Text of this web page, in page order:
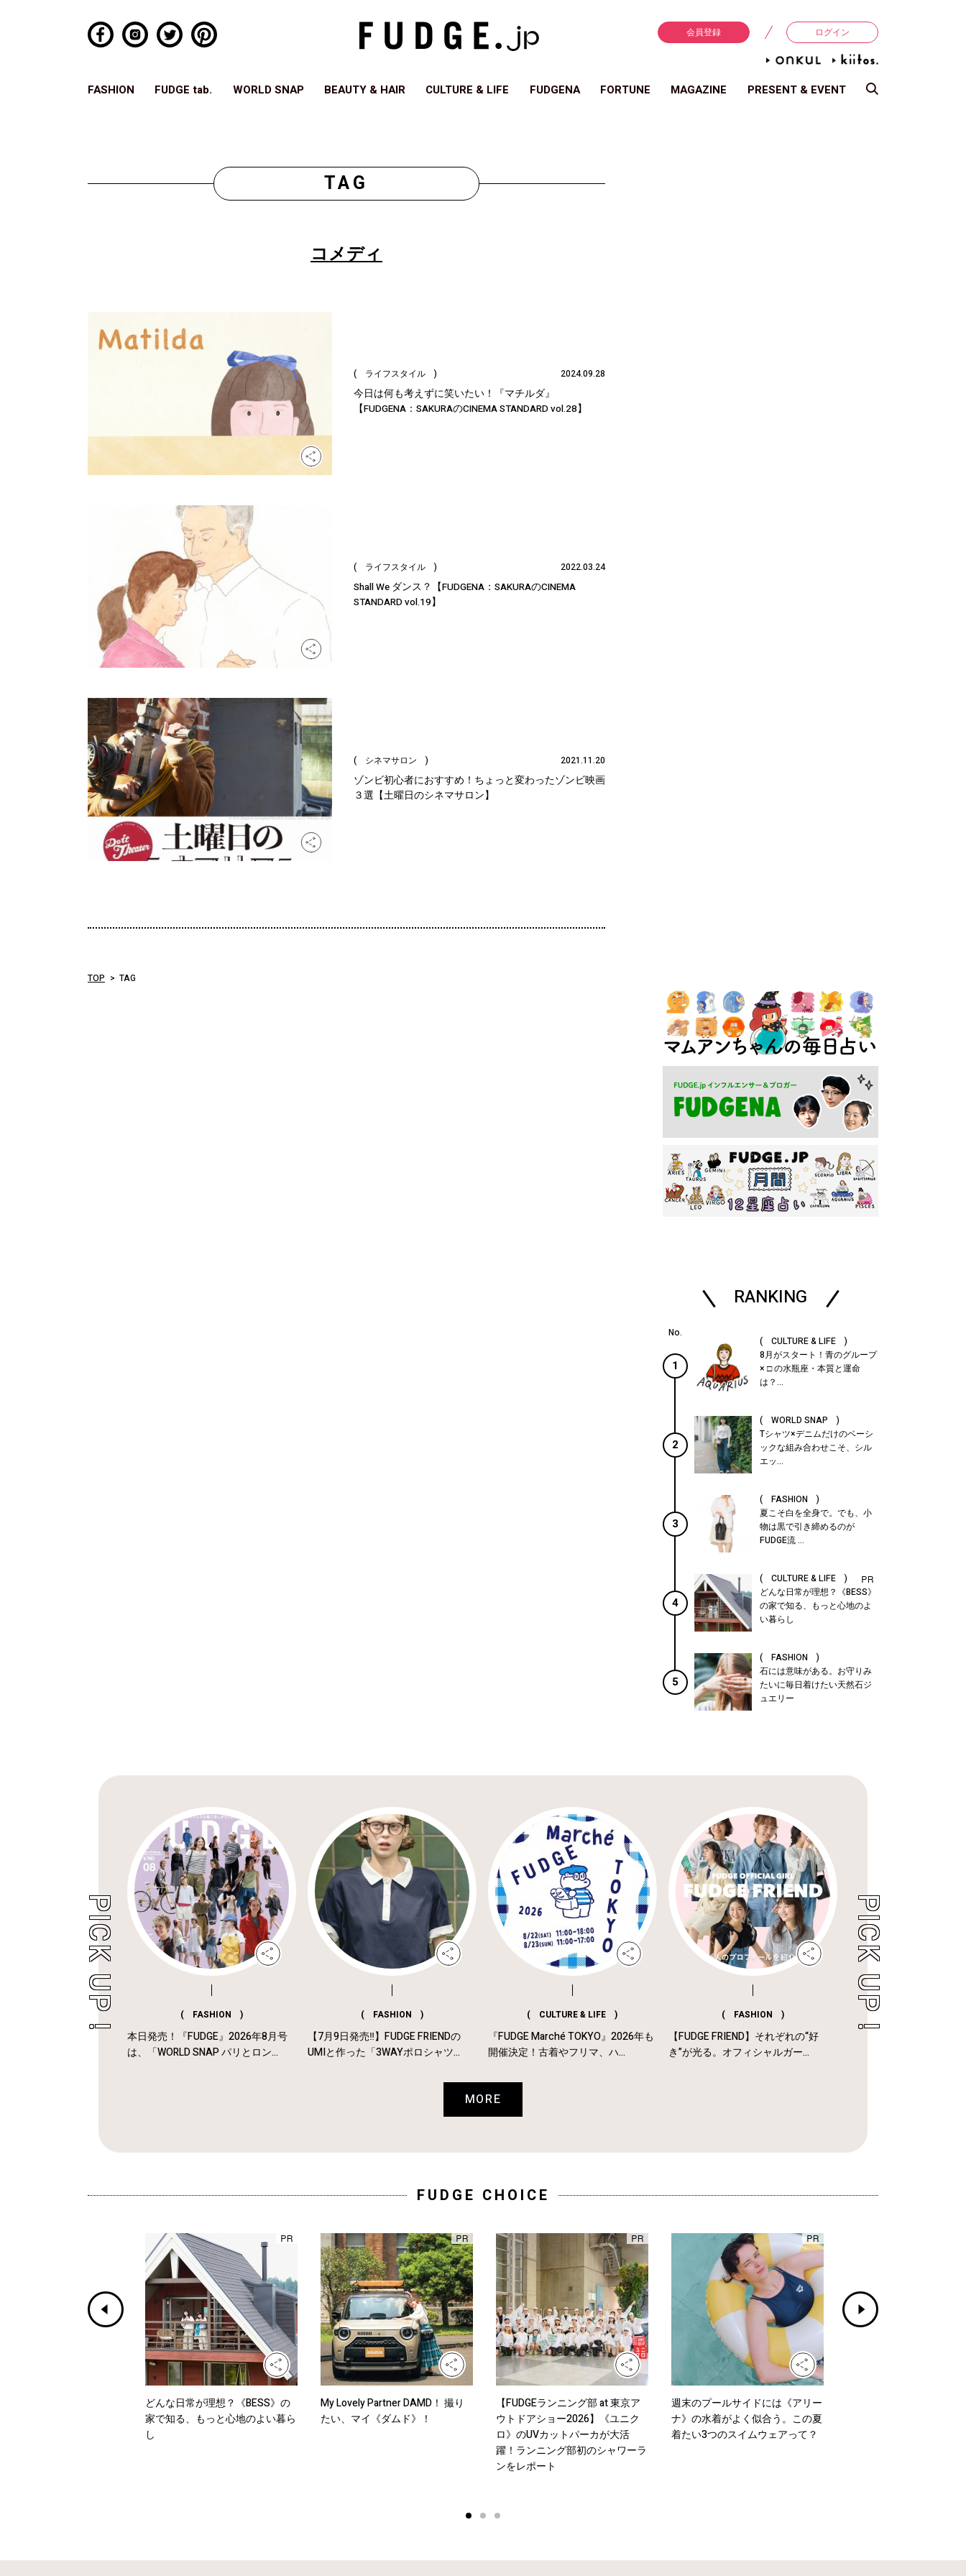
会員登録 ログイン
FASHION FUDGE tab. WORLD SNAP BEAUTY & HAIR CULTURE & LIFE FUDGENA FORTUNE MAGAZINE PRESENT & EVENT
TAG
コメディ
( ライフスタイル ) 2024.09.28
今日は何も考えずに笑いたい！『マチルダ』
【FUDGENA：SAKURAのCINEMA STANDARD vol.28】
( ライフスタイル ) 2022.03.24
Shall We ダンス？【FUDGENA：SAKURAのCINEMA
STANDARD vol.19】
( シネマサロン ) 2021.11.20
ゾンビ初心者におすすめ！ちょっと変わったゾンビ映画
３選【土曜日のシネマサロン】
TOP TAG
RANKING
1
( CULTURE & LIFE )
8月がスタート！青のグループ
× □ の水瓶座・本質と運命
は？...
2
( WORLD SNAP )
Tシャツ×デニムだけのベーシ
ックな組み合わせこそ、シル
エッ...
3
( FASHION )
夏こそ白を全身で。でも、小
物は黒で引き締めるのが
FUDGE流 ...
4
( CULTURE & LIFE )
どんな日常が理想？《BESS》
の家で知る、もっと心地のよ
い暮らし
5
( FASHION )
石には意味がある。お守りみ
たいに毎日着けたい天然石ジ
ュエリー
( FASHION )
本日発売！『FUDGE』2026年8月号
は、「WORLD SNAP パリとロン...
( FASHION )
【7月9日発売‼︎】FUDGE FRIENDの
UMIと作った「3WAYポロシャツ...
( CULTURE & LIFE )
『FUDGE Marché TOKYO』2026年も
開催決定！古着やフリマ、ハ...
( FASHION )
【FUDGE FRIEND】それぞれの“好
き”が光る。オフィシャルガー...
MORE
FUDGE CHOICE
どんな日常が理想？《BESS》の
家で知る、もっと心地のよい暮ら
し
My Lovely Partner DAMD！ 撮り
たい、マイ《ダムド》！
【FUDGEランニング部 at 東京ア
ウトドアショー2026】《ユニク
ロ》のUVカットパーカが大活
躍！ランニング部初のシャワーラ
ンをレポート
週末のプールサイドには《アリー
ナ》の水着がよく似合う。この夏
着たい3つのスイムウェアって？